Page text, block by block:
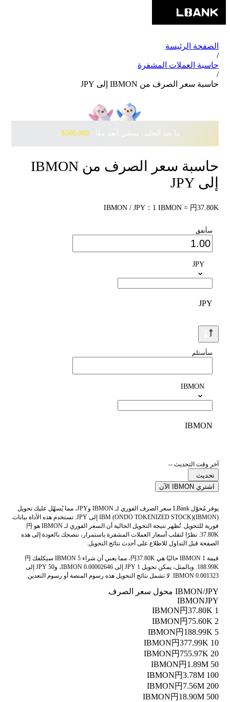
الصفحة الرئيسة
/
حاسبة العملات المشفرة
/
حاسبة سعر الصرف من IBMON إلى JPY
ما بعد الجليد، نمضي أبعد معًا · ‎ $500,000بانتظارك مع Pudgy Penguins
حاسبة سعر الصرف من IBMON
إلى JPY
IBMON / JPY：1 IBMON = 円37.80K
سأنفق
JPY
JPY
سأستلم
IBMON
IBMON
آخر وقت التحديث --
تحديث
اشتري IBMON الآن
يوفر مُحوّل LBank سعر الصرف الفوري لـ IBMON وJPY، مما يُسهّل عليك تحويل
IBM (ONDO TOKENIZED STOCK)(IBMON) إلى JPY. تستخدم هذه الأداة بيانات
فورية للتحويل. تُظهر نتيجة التحويل الحالية أن السعر الفوري لـ IBMON هو 円
37.80K. نظرًا لتقلب أسعار العملات المشفرة باستمرار، ننصحك بالعودة إلى هذه
الصفحة قبل التداول للاطلاع على أحدث نتائج التحويل.
قيمة 1 IBMON حاليًا هي 円37.80K، مما يعني أن شراء 5 IBMON سيكلفك 円
188.99K. وبالمثل، يمكن تحويل 1 JPY إلى 0.00002646 IBMON، و50 JPY إلى
0.001323 IBMON. لا تشمل نتائج التحويل هذه رسوم المنصة أو رسوم التعدين.
IBMON/JPY محول سعر الصرف
IBMONJPY
1 IBMON
円37.80K
2 IBMON
円75.60K
5 IBMON
円188.99K
10 IBMON
円377.99K
20 IBMON
円755.97K
50 IBMON
円1.89M
100 IBMON
円3.78M
200 IBMON
円7.56M
500 IBMON
円18.90M